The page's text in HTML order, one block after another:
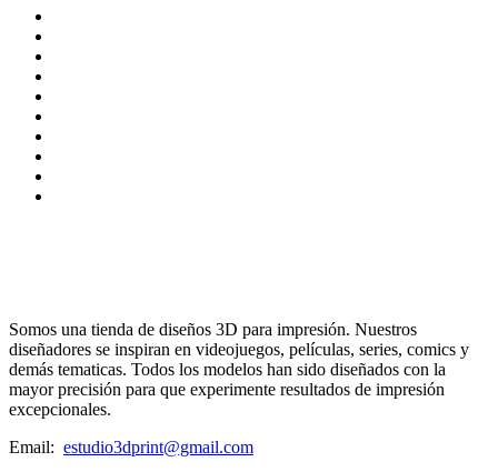
Somos una tienda de diseños 3D para impresión. Nuestros
diseñadores se inspiran en videojuegos, películas, series, comics y
demás tematicas. Todos los modelos han sido diseñados con la
mayor precisión para que experimente resultados de impresión
excepcionales.
Email: estudio3dprint@gmail.com